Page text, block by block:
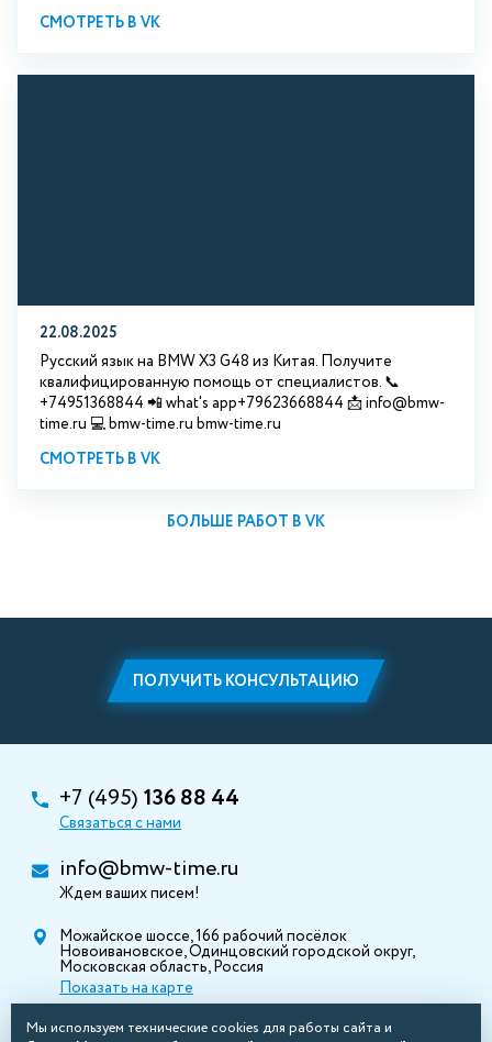
СМОТРЕТЬ В VK
22.08.2025
Русский язык на BMW X3 G48 из Китая. Получите
квалифицированную помощь от специалистов. 📞
+74951368844 📲 what's app+79623668844 📩 info@bmw-
time.ru 💻 bmw-time.ru bmw-time.ru
СМОТРЕТЬ В VK
БОЛЬШЕ РАБОТ В VK
ПОЛУЧИТЬ КОНСУЛЬТАЦИЮ
+7 (495) 136 88 44
Связаться с нами
info@bmw-time.ru
Ждем ваших писем!
Можайское шоссе, 166 рабочий посёлок
Новоивановское, Одинцовский городской округ,
Московская область, Россия
Показать на карте
Мы используем технические cookies для работы сайта и